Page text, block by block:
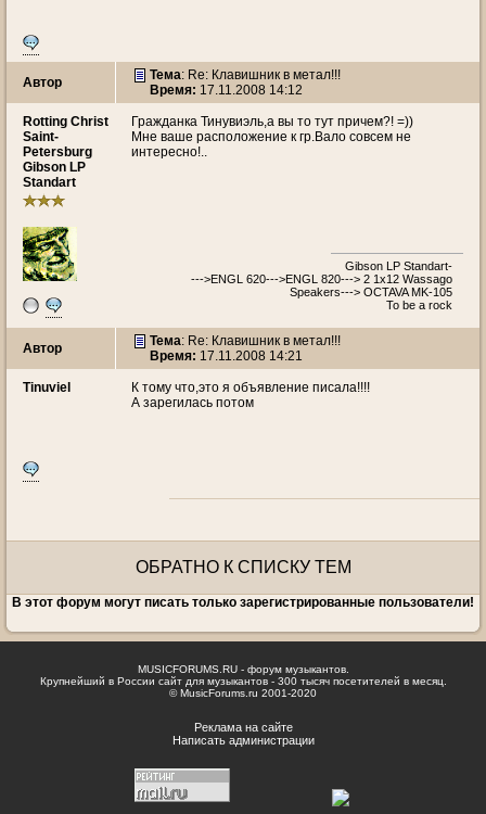
Автор Тема: Re: Клавишник в метал!!!
Время: 17.11.2008 14:12
Rotting Christ
Saint-
Petersburg
Gibson LP
Standart
Гражданка Тинувиэль,а вы то тут причем?! =))
Мне ваше расположение к гр.Вало совсем не
интересно!..
Gibson LP Standart-
--->ENGL 620--->ENGL 820---> 2 1x12 Wassago
Speakers---> OCTAVA MK-105
To be a rock
Автор Тема: Re: Клавишник в метал!!!
Время: 17.11.2008 14:21
Tinuviel
К тому что,это я объявление писала!!!!
А зарегилась потом
ОБРАТНО К СПИСКУ ТЕМ
В этот форум могут писать только зарегистрированные пользователи!
MUSICFORUMS.RU - форум музыкантов.
Крупнейший в России сайт для музыкантов - 300 тысяч посетителей в месяц.
© MusicForums.ru 2001-2020
Реклама на сайте
Написать администрации